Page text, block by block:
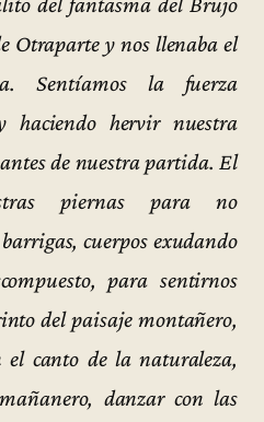
Otraparte y nos llenaba el
Sentíamos la fuerza
haciendo hervir nuestra
antes de nuestra partida. El
piernas para no
cuerpos exudando
para sentirnos
del paisaje montañero,
canto de la naturaleza,
danzar con las